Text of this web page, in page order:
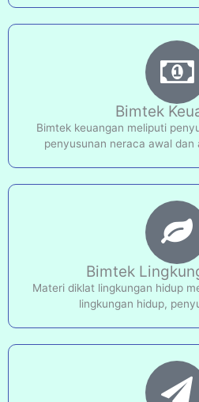
Bimtek
Bimtek keuangan meliputi
penyusunan neraca awal dan
Bimtek
Materi diklat lingkungan hidup
lingkungan hidup,